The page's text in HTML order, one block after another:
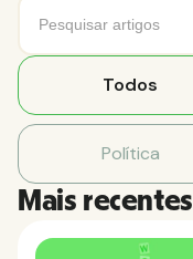
Todos
Política
Mais recentes